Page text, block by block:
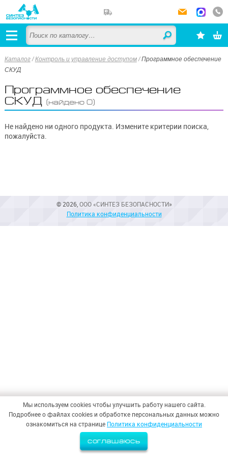
Каталог /Контроль и управление доступом /Программное обеспечение
СКУД
Программное обеспечение
СКУД (найдено 0)
Не найдено ни одного продукта. Измените критерии поиска,
пожалуйста.
© 2026, ООО «СИНТЕЗ БЕЗОПАСНОСТИ»
Политика конфиденциальности
Мы используем cookies чтобы улучшить работу нашего сайта.
Подробнее о файлах cookies и обработке персональных данных можно
ознакомиться на странице Политика конфиденциальности
соглашаюсь